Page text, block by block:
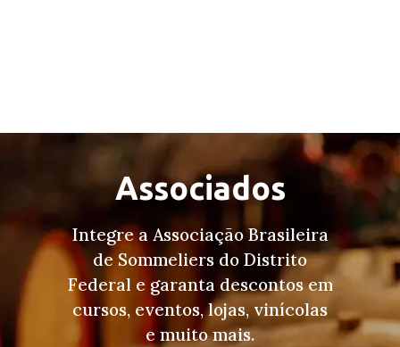
Associados
Integre a Associação Brasileira
de Sommeliers do Distrito
Federal e garanta descontos em
cursos, eventos, lojas, vinícolas
e muito mais.